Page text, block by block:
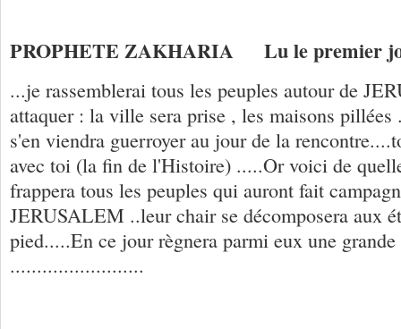
PROPHETE ZAKHARIA Lu le premier
...je rassemblerai tous les peuples autour de
attaquer : la ville sera prise , les maisons
s'en viendra guerroyer au jour de la
avec toi (la fin de l'Histoire) .....Or voici de
frappera tous les peuples qui auront fait
JERUSALEM ..leur chair se décomposera aux
pied.....En ce jour règnera parmi eux une
.........................